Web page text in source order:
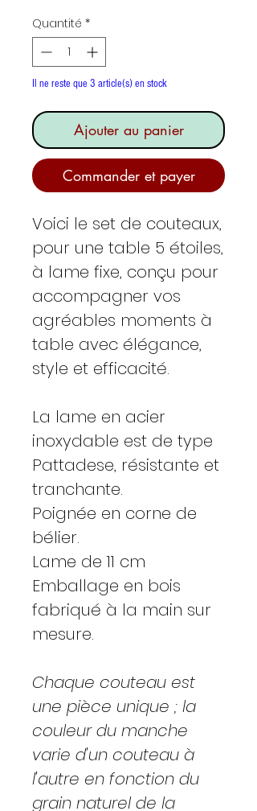
Quantité *
Il ne reste que 3 article(s) en stock
Ajouter au panier
Commander et payer
Voici le set de couteaux,
pour une table 5 étoiles,
à lame fixe, conçu pour
accompagner vos
agréables moments à
table avec élégance,
style et efficacité.
La lame en acier
inoxydable est de type
Pattadese, résistante et
tranchante.
Poignée en corne de
bélier.
Lame de 11 cm
Emballage en bois
fabriqué à la main sur
mesure.
Chaque couteau est
une pièce unique ; la
couleur du manche
varie d'un couteau à
l'autre en fonction du
grain naturel de la